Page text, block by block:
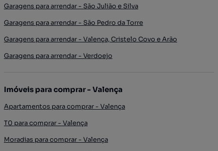
Garagens para arrendar - São Julião e Silva
Garagens para arrendar - São Pedro da Torre
Garagens para arrendar - Valença, Cristelo Covo e Arão
Garagens para arrendar - Verdoejo
Imóveis para comprar - Valença
Apartamentos para comprar - Valença
T0 para comprar - Valença
Moradias para comprar - Valença